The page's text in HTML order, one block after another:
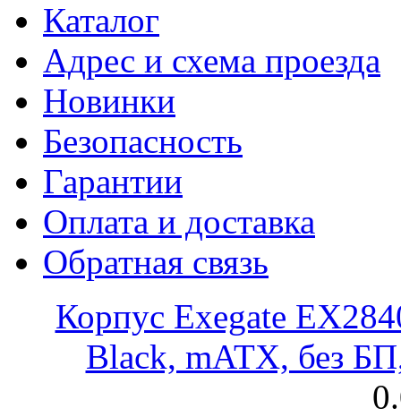
Каталог
Адрес и схема проезда
Новинки
Безопасность
Гарантии
Оплата и доставка
Обратная связь
Корпус Exegate
Black, mATX, без